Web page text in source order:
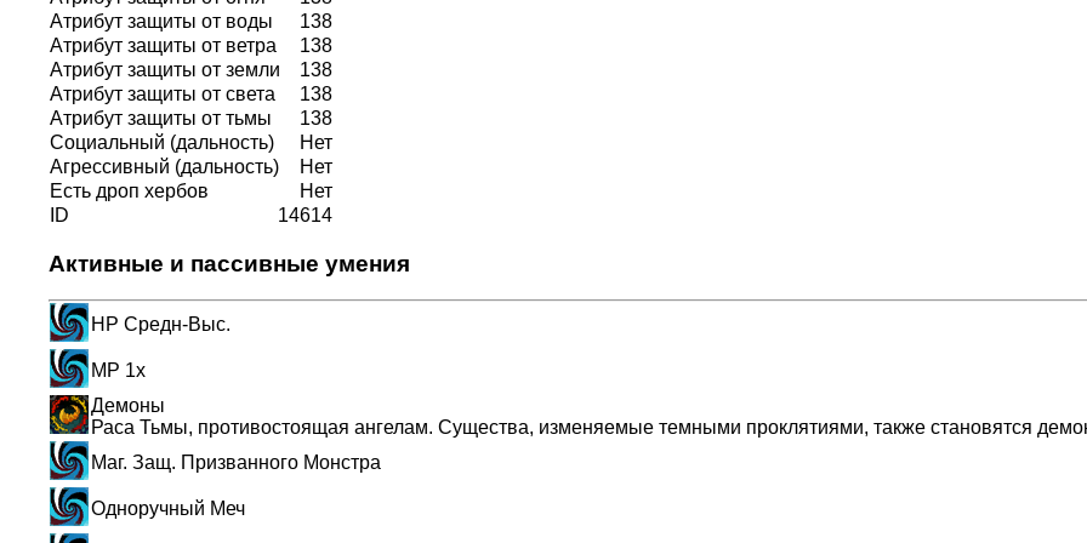
Атрибут защиты от воды
138
Атрибут защиты от ветра
138
Атрибут защиты от земли
138
Атрибут защиты от света
138
Атрибут защиты от тьмы
138
Социальный (дальность)
Нет
Агрессивный (дальность)
Нет
Есть дроп хербов
Нет
ID
14614
Активные и пассивные умения
HP Средн-Выс.
MP 1x
Демоны
Раса Тьмы, противостоящая ангелам. Существа, изменяемые темными проклятиями, также становятся
Маг. Защ. Призванного Монстра
Одноручный Меч